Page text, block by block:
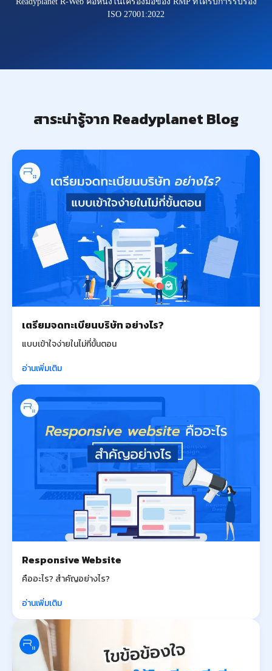
ISO 27001:2022
สาระน่ารู้จาก Readyplanet Blog
เตรียมจดทะเบียนบริษัท อย่างไร?
แบบเข้าใจง่ายในไม่กี่ขั้นตอน
อ่านเพิ่มเติม
Responsive Website
คืออะไร? สำคัญอย่างไร?
อ่านเพิ่มเติม